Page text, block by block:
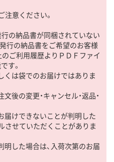
注意ください。
行の納品書が同梱されていない
行の納品書をご希望のお客様
のご利用履歴よりＰＤＦファイ
す。
くは袋でのお届けではありま
後の変更・キャンセル・返品・
届けできないことが判明した
させていただくことがありま
明した場合は、入荷次第のお届